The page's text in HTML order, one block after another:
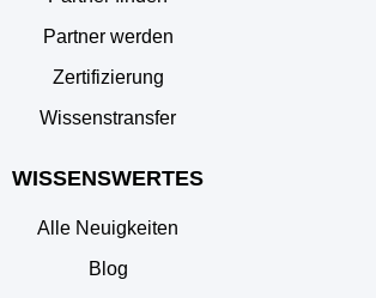
Partner werden
Zertifizierung
Wissenstransfer
WISSENSWERTES
Alle Neuigkeiten
Blog